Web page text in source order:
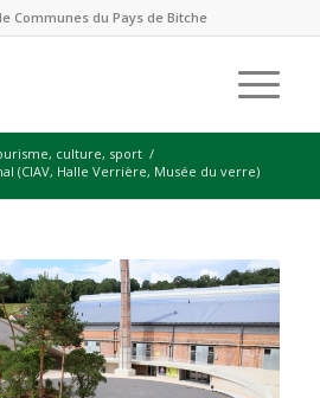
Communes du Pays de Bitche
culture, sport /
(CIAV, Halle Verrière, Musée du verre)